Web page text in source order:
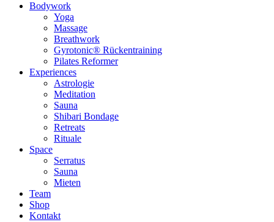
Bodywork
Yoga
Massage
Breathwork
Gyrotonic® Rückentraining
Pilates Reformer
Experiences
Astrologie
Meditation
Sauna
Shibari Bondage
Retreats
Rituale
Space
Serratus
Sauna
Mieten
Team
Shop
Kontakt